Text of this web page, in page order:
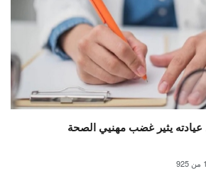
يثير غضب مهنيي الصحة
1 من 925